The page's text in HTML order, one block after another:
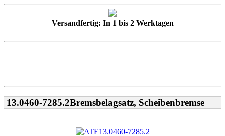
Versandfertig: In 1 bis 2 Werktagen
13.0460-7285.2Bremsbelagsatz, Scheibenbremse